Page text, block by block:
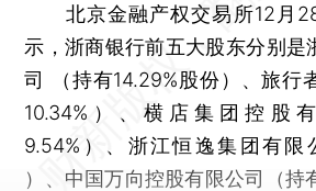
北京金融产权交易所12月
示，浙商银行前五大股东分别是
司 （持有14.29%股份）、旅行
10.34%）、横店集团控股
9.54%）、浙江恒逸集团有限
）、中国万向控股有限公司（持